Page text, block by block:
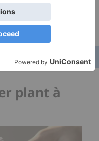
propre
plant à